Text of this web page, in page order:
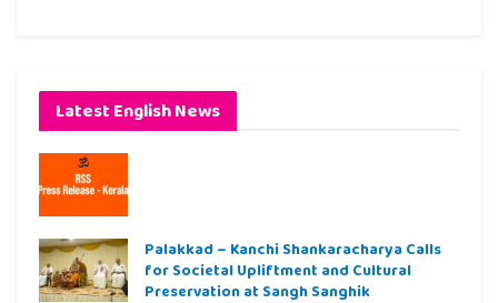
Latest English News
Palakkad – Kanchi Shankaracharya Calls
for Societal Upliftment and Cultural
Preservation at Sangh Sanghik